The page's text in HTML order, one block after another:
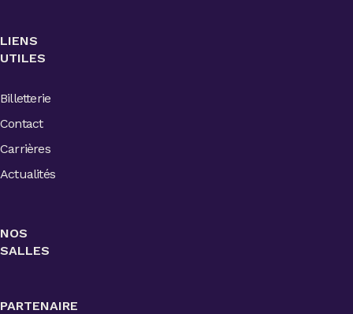
LIENS
UTILES
Billetterie
Contact
Carrières
Actualités
NOS
SALLES
PARTENAIRE